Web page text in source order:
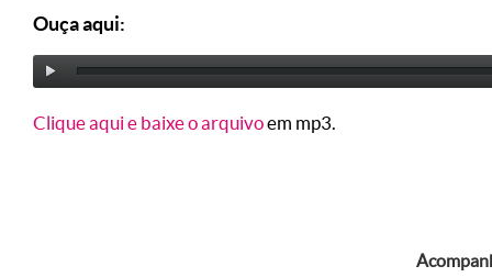
Ouça aqui:
Clique aqui e baixe o arquivoem mp3.